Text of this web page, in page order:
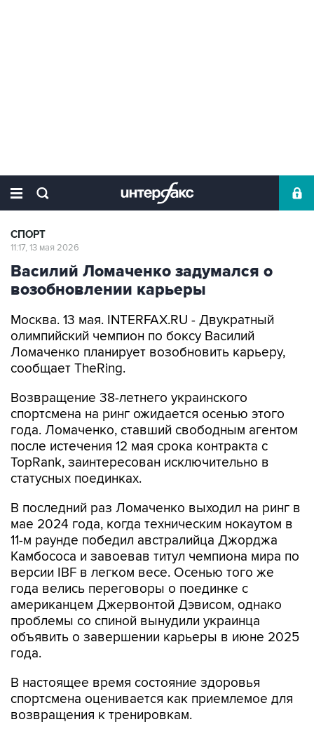
СПОРТ
11:17, 13 мая 2026
Василий Ломаченко задумался о
возобновлении карьеры
Москва. 13 мая. INTERFAX.RU - Двукратный
олимпийский чемпион по боксу Василий
Ломаченко планирует возобновить карьеру,
сообщает TheRing.
Возвращение 38-летнего украинского
спортсмена на ринг ожидается осенью этого
года. Ломаченко, ставший свободным агентом
после истечения 12 мая срока контракта с
TopRank, заинтересован исключительно в
статусных поединках.
В последний раз Ломаченко выходил на ринг в
мае 2024 года, когда техническим нокаутом в
11-м раунде победил австралийца Джорджа
Камбососа и завоевав титул чемпиона мира по
версии IBF в легком весе. Осенью того же
года велись переговоры о поединке с
американцем Джервонтой Дэвисом, однако
проблемы со спиной вынудили украинца
объявить о завершении карьеры в июне 2025
года.
В настоящее время состояние здоровья
спортсмена оценивается как приемлемое для
возвращения к тренировкам.